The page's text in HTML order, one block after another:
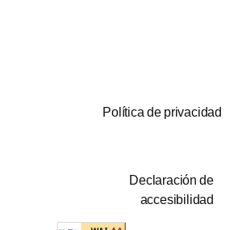
Política de privacidad
Declaración de
accesibilidad